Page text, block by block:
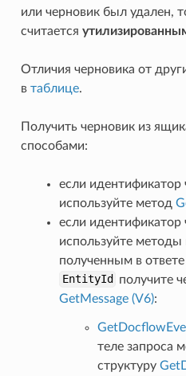
или черновик был удален,
считается
Отличия черновика от
в таблице.
Получить черновик из
способами:
если идентификатор
используйте метод
если идентификатор
используйте
полученным в
EntityId
получите
GetMessage (V6):
теле запроса
структуру